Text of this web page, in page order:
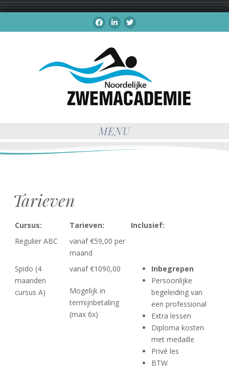
Facebook
LinkedIn
Twitter
MENU
Tarieven
Cursus: Tarieven:
Inclusief:
Regulier ABC
vanaf €59,00 per
maand
Spido (4
maanden
cursus A)
vanaf €1090,00
Mogelijk in
termijnbetaling
(max 6x)
Inbegrepen
Persoonlijke
begeleiding van
een professional
Extra lessen
Diploma kosten
met medaille
Privé les
BTW